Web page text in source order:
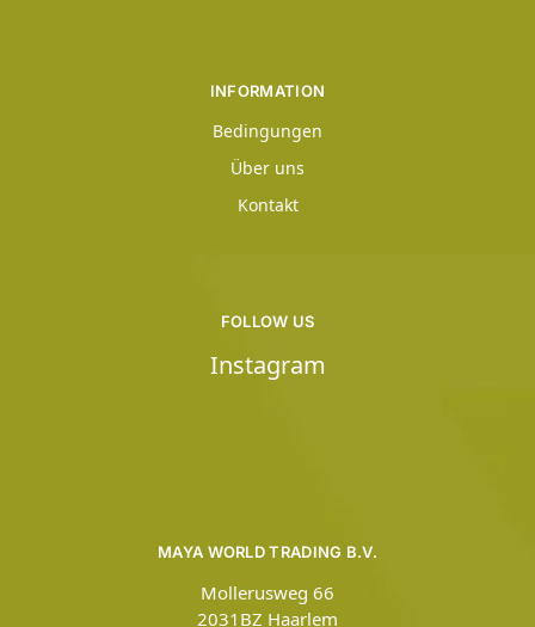
INFORMATION
Bedingungen
Über uns
Kontakt
MAYA WORLD TRADING B.V.
Mollerusweg 66
2031BZ Haarlem
FOLLOW US
Instagram